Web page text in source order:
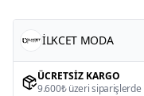
İLKCET MODA
ÜCRETSIZ KARGO
9.600₺ üzeri siparişlerde